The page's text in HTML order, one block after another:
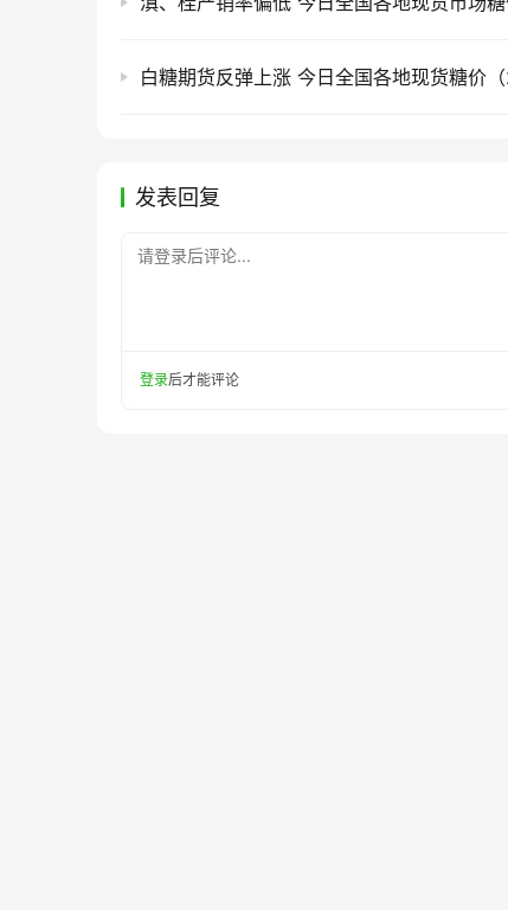
白糖期货反弹上涨 今日全国各地现货糖价（
发表回复
请登录后评论...
登录后才能评论